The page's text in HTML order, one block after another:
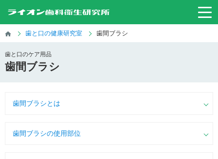
歯と口の健康研究室 歯間ブラシ
歯と口のケア用品
歯間ブラシ
歯間ブラシとは
歯間ブラシの使用部位